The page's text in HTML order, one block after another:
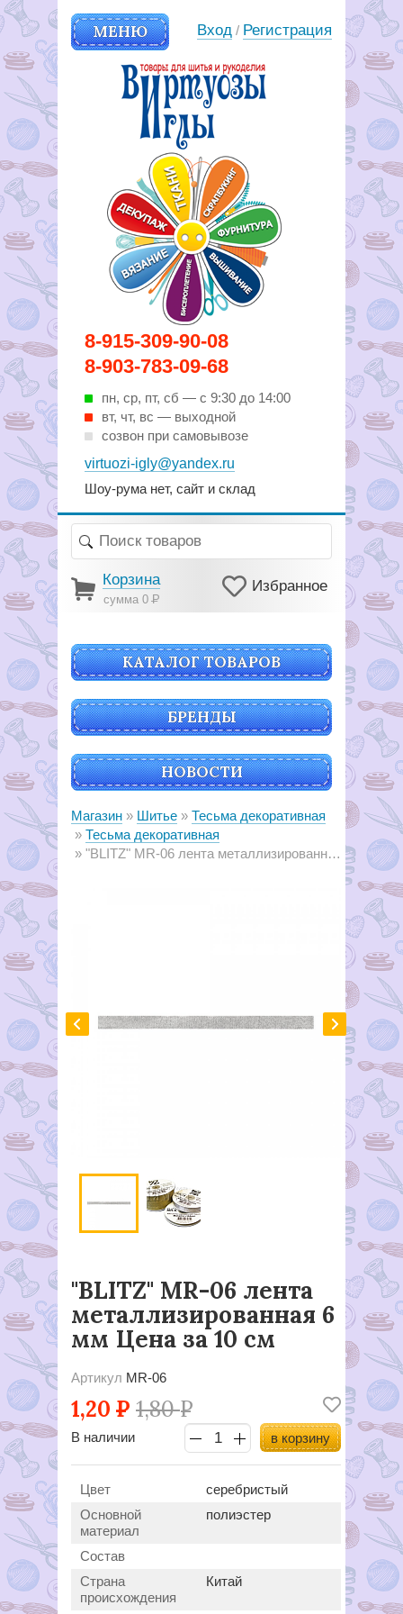
8-915-309-90-08
8-903-783-09-68
пн, ср, пт, cб — с 9:30 до 14:00
вт, чт, вс — выходной
созвон при самовывозе
virtuozi-igly@yandex.ru
Шоу-рума нет, сайт и склад
МЕНЮ
Вирутозы иглы. Товары для
шитья и рукоделья
Вход / Регистрация
Корзина
сумма 0Р
Избранное
КАТАЛОГ ТОВАРОВ
БРЕНДЫ
НОВОСТИ
Магазин Шитье
Тесьма декоративная
Тесьма декоративная
"BLITZ" MR-06 лента металлизированная 6 мм Цена за 10 см
"BLITZ" MR-06 лента
металлизированная 6
мм Цена за 10 см
Артикул MR-06
1,20 Р 1,80Р
В наличии в корзину
Цвет
серебристый
Основной
материал
полиэстер
Состав
Страна
происхождения
Китай